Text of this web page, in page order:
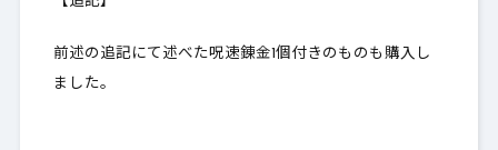
前述の追記にて述べた呪速錬金1個付きのものも購入し
ました。